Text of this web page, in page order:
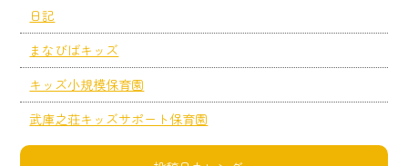
日記
まなびばキッズ
キッズ小規模保育園
武庫之荘キッズサポート保育園